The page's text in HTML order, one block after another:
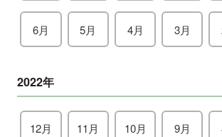
6月 5月 4月 3月
2022年
12月 11月 10月 9月